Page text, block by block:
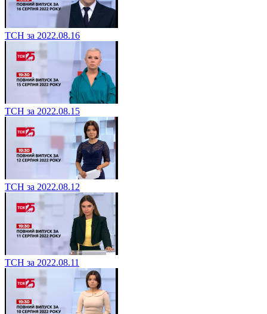
ТСН за 2022.08.16
ТСН за 2022.08.15
ТСН за 2022.08.12
ТСН за 2022.08.11